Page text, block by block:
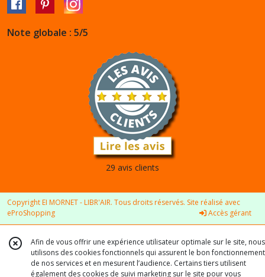
Note globale : 5/5
29 avis clients
Copyright EI MORNET - LIBR'AIR. Tous droits réservés. Site réalisé avec
eProShopping
Accès gérant
Afin de vous offrir une expérience utilisateur optimale sur le site, nous
utilisons des cookies fonctionnels qui assurent le bon fonctionnement
de nos services et en mesurent l’audience. Certains tiers utilisent
également des cookies de suivi marketing sur le site pour vous